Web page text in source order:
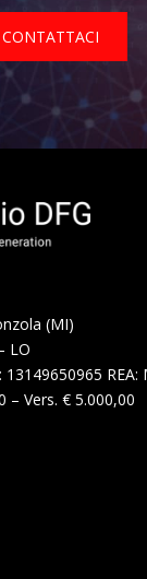
CONTATTACI
(MI)
LO
13149650965
– Vers. € 5.000,00